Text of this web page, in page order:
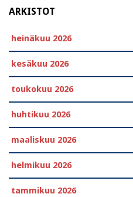
ARKISTOT
heinäkuu 2026
kesäkuu 2026
toukokuu 2026
huhtikuu 2026
maaliskuu 2026
helmikuu 2026
tammikuu 2026